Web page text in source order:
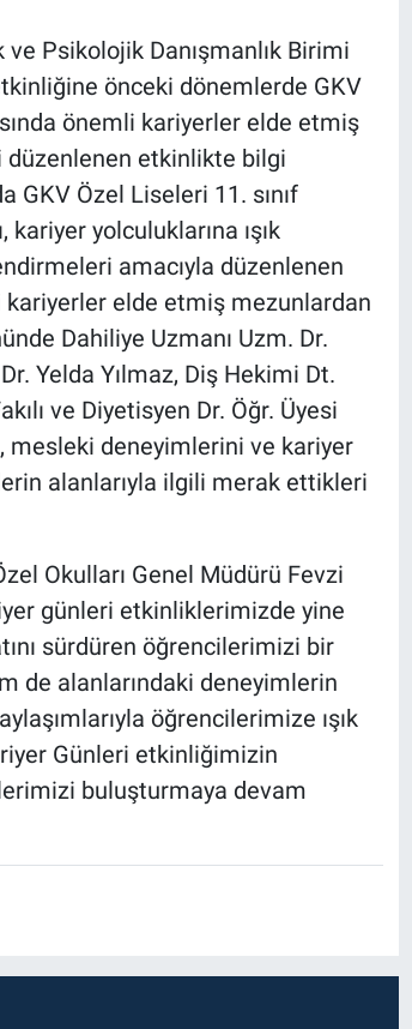
Psikolojik Danışmanlık Birimi
önceki dönemlerde GKV
önemli kariyerler elde etmiş
etkinlikte bilgi
GKV Özel Liseleri 11. sınıf
yolculuklarına ışık
amacıyla düzenlenen
kariyerler elde etmiş mezunlardan
Dahiliye Uzmanı Uzm. Dr.
Yelda Yılmaz, Diş Hekimi Dt.
ve Diyetisyen Dr. Öğr. Üyesi
mesleki deneyimlerini ve kariyer
alanlarıyla ilgili merak ettikleri
Okulları Genel Müdürü Fevzi
günleri etkinliklerimizde yine
sürdüren öğrencilerimizi bir
de alanlarındaki deneyimlerin
öğrencilerimize ışık
Günleri etkinliğimizin
buluşturmaya devam